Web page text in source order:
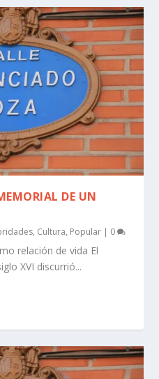
DE UN
, Cultura, Popular | 0
relación de vida El
XVI discurrió...